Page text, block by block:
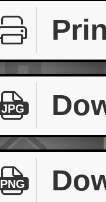
JPG
PNG